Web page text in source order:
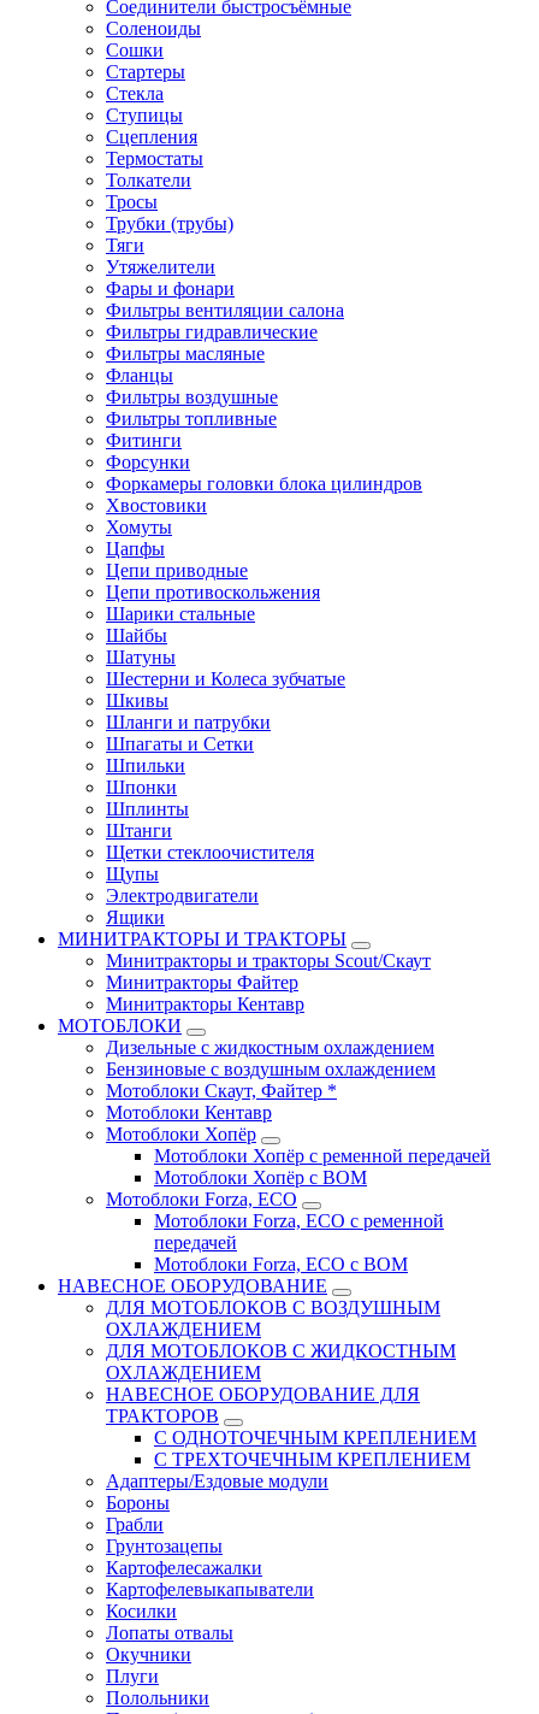
Соединители быстросъёмные
Соленоиды
Сошки
Стартеры
Стекла
Ступицы
Сцепления
Термостаты
Толкатели
Тросы
Трубки (трубы)
Тяги
Утяжелители
Фары и фонари
Фильтры вентиляции салона
Фильтры гидравлические
Фильтры масляные
Фланцы
Фильтры воздушные
Фильтры топливные
Фитинги
Форсунки
Форкамеры головки блока цилиндров
Хвостовики
Хомуты
Цапфы
Цепи приводные
Цепи противоскольжения
Шарики стальные
Шайбы
Шатуны
Шестерни и Колеса зубчатые
Шкивы
Шланги и патрубки
Шпагаты и Сетки
Шпильки
Шпонки
Шплинты
Штанги
Щетки стеклоочистителя
Щупы
Электродвигатели
Ящики
МИНИТРАКТОРЫ И ТРАКТОРЫ
Минитракторы и тракторы Scout/Скаут
Минитракторы Файтер
Минитракторы Кентавр
МОТОБЛОКИ
Дизельные с жидкостным охлаждением
Бензиновые с воздушным охлаждением
Мотоблоки Скаут, Файтер *
Мотоблоки Кентавр
Мотоблоки Хопёр
Мотоблоки Хопёр с ременной передачей
Мотоблоки Хопёр с ВОМ
Мотоблоки Forza, ECO
Мотоблоки Forza, ЕСО с ременной
передачей
Мотоблоки Forza, ЕСО с ВОМ
НАВЕСНОЕ ОБОРУДОВАНИЕ
ДЛЯ МОТОБЛОКОВ С ВОЗДУШНЫМ
ОХЛАЖДЕНИЕМ
ДЛЯ МОТОБЛОКОВ С ЖИДКОСТНЫМ
ОХЛАЖДЕНИЕМ
НАВЕСНОЕ ОБОРУДОВАНИЕ ДЛЯ
ТРАКТОРОВ
С ОДНОТОЧЕЧНЫМ КРЕПЛЕНИЕМ
С ТРЕХТОЧЕЧНЫМ КРЕПЛЕНИЕМ
Адаптеры/Ездовые модули
Бороны
Грабли
Грунтозацепы
Картофелесажалки
Картофелевыкапыватели
Косилки
Лопаты отвалы
Окучники
Плуги
Полольники